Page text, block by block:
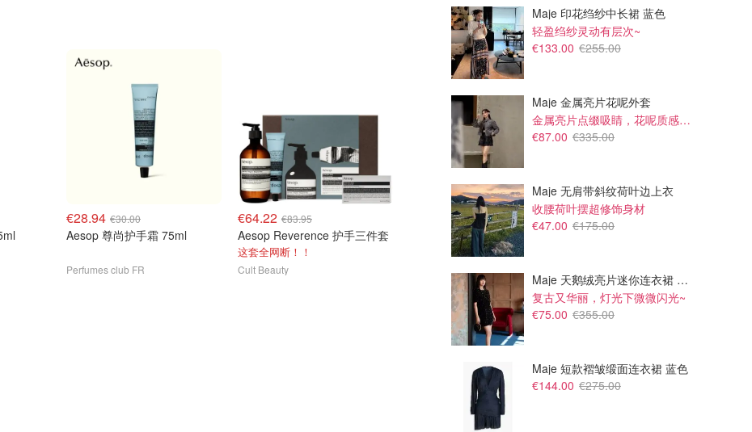
€28.94 €30.00
Aesop 尊尚护手霜 75ml
Perfumes club FR
€64.22 €83.95
Aesop Reverence 护手三件套
这套全网断！！
Cult Beauty
€32.20
Aesop Reverence 护手霜 75ml
难得补货！ 木质调+一丢丢烟熏
€117.30
Aesop 赋活 身体护理全家桶
Maje 印花绉纱中长裙 蓝色
轻盈绉纱灵动有层次~
€133.00 €255.00
Maje 金属亮片花呢外套
金属亮片点缀吸睛，花呢质感高级又显贵
€87.00 €335.00
Maje 无肩带斜纹荷叶边上衣
收腰荷叶摆超修饰身材
€47.00 €175.00
Maje 天鹅绒亮片迷你连衣裙 黑色
复古又华丽，灯光下微微闪光~
€75.00 €355.00
Maje 短款褶皱缎面连衣裙 蓝色
€144.00 €275.00